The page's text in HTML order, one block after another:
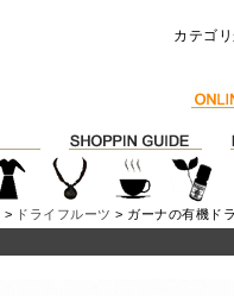
カテゴ
> ドライフルーツ > ガーナの有機ド